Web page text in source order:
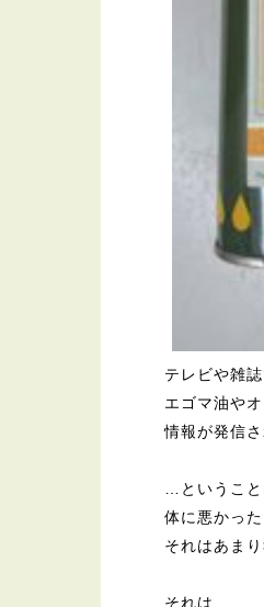
テレビや雑
エゴマ油や
情報が発信さ
…というこ
体に悪かっ
それはあま
それは、